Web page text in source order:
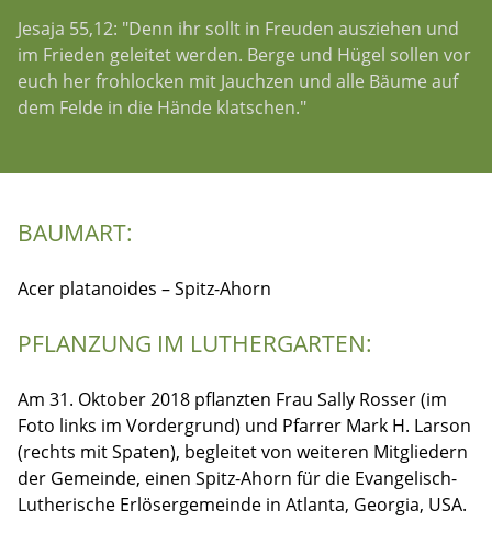
Jesaja 55,12: "Denn ihr sollt in Freuden ausziehen und
im Frieden geleitet werden. Berge und Hügel sollen vor
euch her frohlocken mit Jauchzen und alle Bäume auf
dem Felde in die Hände klatschen."
BAUMART:
Acer platanoides – Spitz-Ahorn
PFLANZUNG IM LUTHERGARTEN:
Am 31. Oktober 2018 pflanzten Frau Sally Rosser (im
Foto links im Vordergrund) und Pfarrer Mark H. Larson
(rechts mit Spaten), begleitet von weiteren Mitgliedern
der Gemeinde, einen Spitz-Ahorn für die Evangelisch-
Lutherische Erlösergemeinde in Atlanta, Georgia, USA.